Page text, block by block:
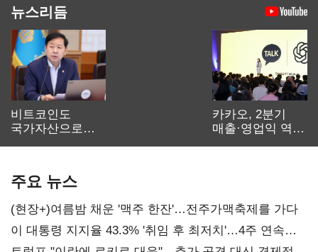
뉴스리듬
비트코인도
국가자산으로…'
카카오, 2분기
매출·영업익 역대
주요 뉴스
(현장+)여름밤 채운 '맥주 한잔'…전주가맥축제를 가다
이 대통령 지지율 43.3% '취임 후 최저치'…4주 연속